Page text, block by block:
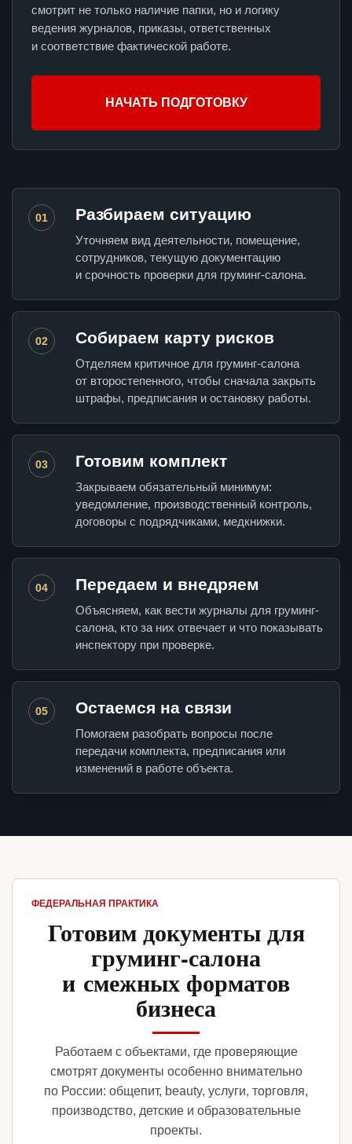
смотрит не только наличие папки, но и логику
ведения журналов, приказы, ответственных
и соответствие фактической работе.
НАЧАТЬ ПОДГОТОВКУ
01 Разбираем ситуацию
Уточняем вид деятельности, помещение,
сотрудников, текущую документацию
и срочность проверки для груминг-салона.
02 Собираем карту рисков
Отделяем критичное для груминг-салона
от второстепенного, чтобы сначала закрыть
штрафы, предписания и остановку работы.
03 Готовим комплект
Закрываем обязательный минимум:
уведомление, производственный контроль,
договоры с подрядчиками, медкнижки.
04 Передаем и внедряем
Объясняем, как вести журналы для груминг-
салона, кто за них отвечает и что показывать
инспектору при проверке.
05 Остаемся на связи
Помогаем разобрать вопросы после
передачи комплекта, предписания или
изменений в работе объекта.
ФЕДЕРАЛЬНАЯ ПРАКТИКА
Готовим документы для
груминг-салона
и смежных форматов
бизнеса
Работаем с объектами, где проверяющие
смотрят документы особенно внимательно
по России: общепит, beauty, услуги, торговля,
производство, детские и образовательные
проекты.